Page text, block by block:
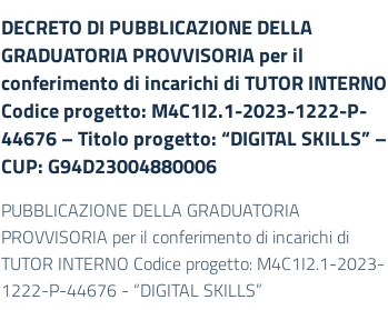
DECRETO DI PUBBLICAZIONE DELLA
GRADUATORIA PROVVISORIA per il
conferimento di incarichi di TUTOR INTERNO
Codice progetto: M4C1I2.1-2023-1222-P-
44676 – Titolo progetto: “DIGITAL SKILLS” –
CUP: G94D23004880006
PUBBLICAZIONE DELLA GRADUATORIA
PROVVISORIA per il conferimento di incarichi di
TUTOR INTERNO Codice progetto: M4C1I2.1-2023-
1222-P-44676 - “DIGITAL SKILLS”